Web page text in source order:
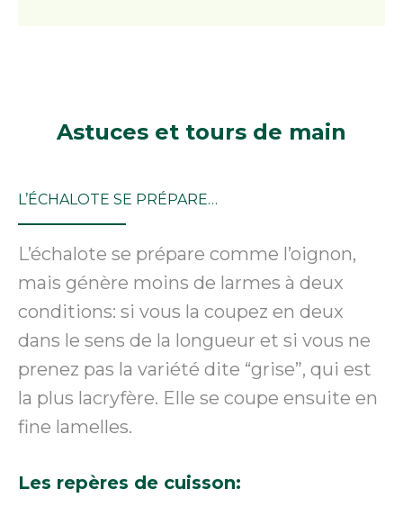
Astuces et tours de main
L’ÉCHALOTE SE PRÉPARE…
L’échalote se prépare comme l’oignon,
mais génère moins de larmes à deux
conditions: si vous la coupez en deux
dans le sens de la longueur et si vous ne
prenez pas la variété dite “grise”, qui est
la plus lacryfère. Elle se coupe ensuite en
fine lamelles.
Les repères de cuisson: